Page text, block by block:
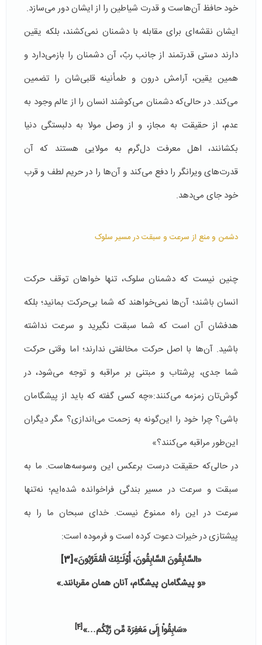
خود حافظ آن‌هاست و قدرت شیاطین را از ایشان دور می‌سازد.
ایشان نقشه‌ای برای مقابله با دشمنان نمی‌کشند، بلکه یقین
دارند دستی قدرتمند از جانب ربّ، آن دشمنان را بازمی‌دارد و
همین یقین، آرامش درون و طمأنینه قلبی‌شان را تضمین
می‌کند. در حالی‌که دشمنان می‌کوشند انسان را از عالم وجود به
عدم، از حقیقت به مجاز، و از وصل مولا به دلبستگی دنیا
بکشانند، اهل معرفت دل‌گرم به مولایی هستند که آن
قدرت‌های ویرانگر را دفع می‌کند و آن‌ها را در حریم لطف و قرب
خود جای می‌دهد.
دشمن و منع از سرعت و سبقت در مسیر سلوک
چنین نیست که دشمنان سلوک، تنها خواهان توقف حرکت
انسان باشند؛ آن‌ها نمی‌خواهند که شما بی‌حرکت بمانید؛ بلکه
هدفشان آن است که شما سبقت نگیرید و سرعت نداشته
باشید. آن‌ها با اصل حرکت مخالفتی ندارند؛ اما وقتی حرکت
شما جدی، پرشتاب و مبتنی بر مراقبه و توجه می‌شود، در
گوش‌تان زمزمه می‌کنند:«چه کسی گفته که باید از پیشگامان
باشی؟ چرا خود را این‌گونه به زحمت می‌اندازی؟ مگر دیگران
این‌طور مراقبه می‌کنند؟»
در حالی‌که حقیقت درست برعکس این وسوسه‌هاست. ما به
سبقت و سرعت در مسیر بندگی فراخوانده شده‌ایم؛ نه‌تنها
سرعت در این راه ممنوع نیست. خدای سبحان ما را به
پیشتازی در خیرات دعوت کرده است و فرموده است:
«السَّابِقُونَ السَّابِقُونَ، أُوْلَـٰئِكَ الْمُقَرَّبُونَ»
[3]
«و پیشگامان پیشگام، آنان همان مقربانند.»
«سَابِقُواْ إِلَى مَغفِرَة مِّن رَّبِّكُم…»[4]